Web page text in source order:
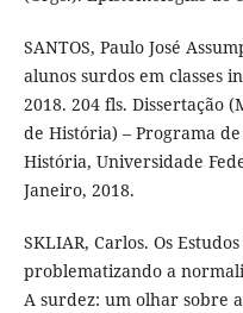
SANTOS, Paulo José
alunos surdos em classes
2018. 204 fls. Dissertação
de História) – Programa
História, Universidade
Janeiro, 2018.
SKLIAR, Carlos. Os
problematizando a
A surdez: um olhar sobre